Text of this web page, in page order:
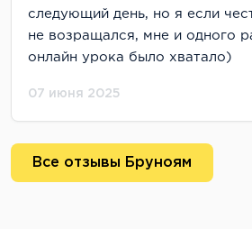
следующий день, но я если
не возращался, мне и одного
онлайн урока было хватало)
07 июня 2025
Все отзывы Бруноям